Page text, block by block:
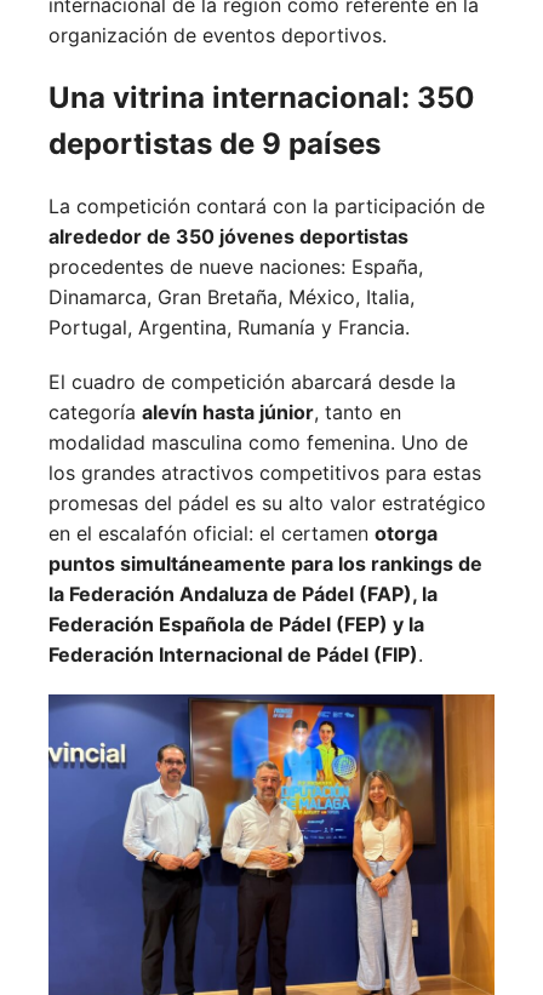
internacional de la región como referente en la
organización de eventos deportivos.
Una vitrina internacional: 350
deportistas de 9 países
La competición contará con la participación de
alrededor de 350 jóvenes deportistas
procedentes de nueve naciones: España,
Dinamarca, Gran Bretaña, México, Italia,
Portugal, Argentina, Rumanía y Francia.
El cuadro de competición abarcará desde la
categoría alevín hasta júnior, tanto en
modalidad masculina como femenina. Uno de
los grandes atractivos competitivos para estas
promesas del pádel es su alto valor estratégico
en el escalafón oficial: el certamen otorga
puntos simultáneamente para los rankings de
la Federación Andaluza de Pádel (FAP), la
Federación Española de Pádel (FEP) y la
Federación Internacional de Pádel (FIP).